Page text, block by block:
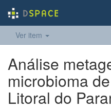
Ver item
Análise
microbioma
Litoral do